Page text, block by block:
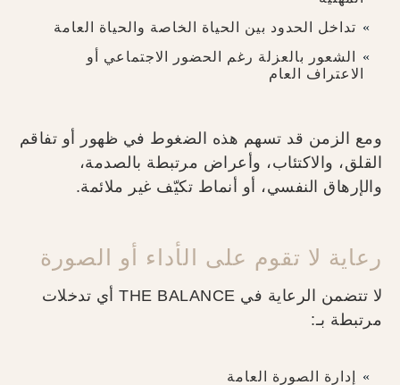
تداخل الحدود بين الحياة الخاصة والحياة العامة
الشعور بالعزلة رغم الحضور الاجتماعي أو
الاعتراف العام
ومع الزمن قد تسهم هذه الضغوط في ظهور أو تفاقم
القلق، والاكتئاب، وأعراض مرتبطة بالصدمة،
والإرهاق النفسي، أو أنماط تكيّف غير ملائمة.
رعاية لا تقوم على الأداء أو الصورة
لا تتضمن الرعاية في THE BALANCE أي تدخلات
مرتبطة بـ:
إدارة الصورة العامة